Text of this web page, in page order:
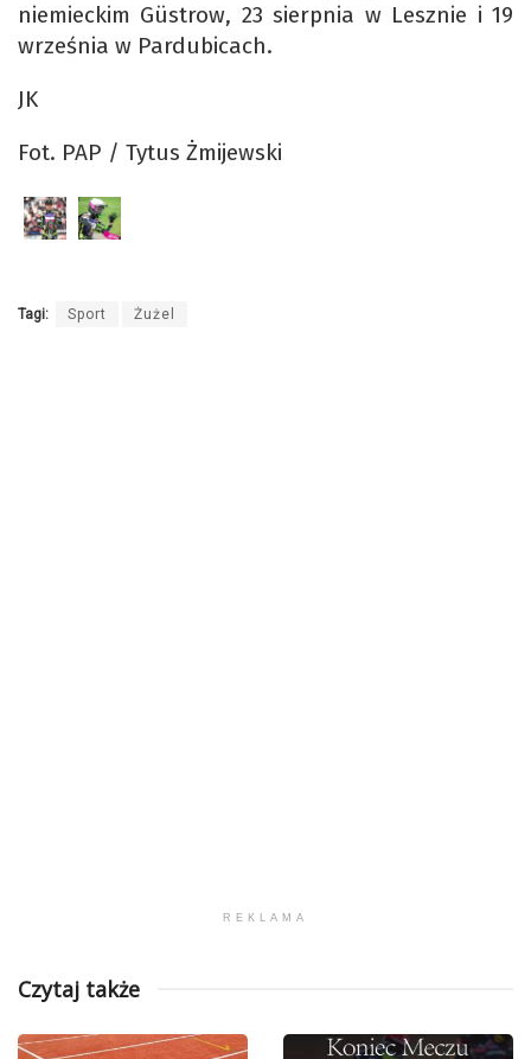
niemieckim Güstrow, 23 sierpnia w Lesznie i 19
września w Pardubicach.
JK
Fot. PAP / Tytus Żmijewski
Tagi: Sport Żużel
REKLAMA
Czytaj także